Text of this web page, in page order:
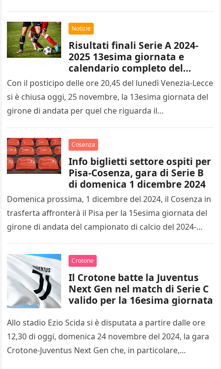
Notizie
Risultati finali Serie A 2024-
2025 13esima giornata e
calendario completo del
14esimo turno
Con il posticipo delle ore 20,45 del lunedì Venezia-Lecce
si è chiusa oggi, 25 novembre, la 13esima giornata del
girone di andata per quel che riguarda il…
Cosenza
Info biglietti settore ospiti per
Pisa-Cosenza, gara di Serie B
di domenica 1 dicembre 2024
Domenica prossima, 1 dicembre del 2024, il Cosenza in
trasferta affronterà il Pisa per la 15esima giornata del
girone di andata del campionato di calcio del 2024-
Crotone
Il Crotone batte la Juventus
Next Gen nel match di Serie C
valido per la 16esima giornata
Allo stadio Ezio Scida si è disputata a partire dalle ore
12,30 di oggi, domenica 24 novembre del 2024, la gara
Crotone-Juventus Next Gen che, in particolare,…